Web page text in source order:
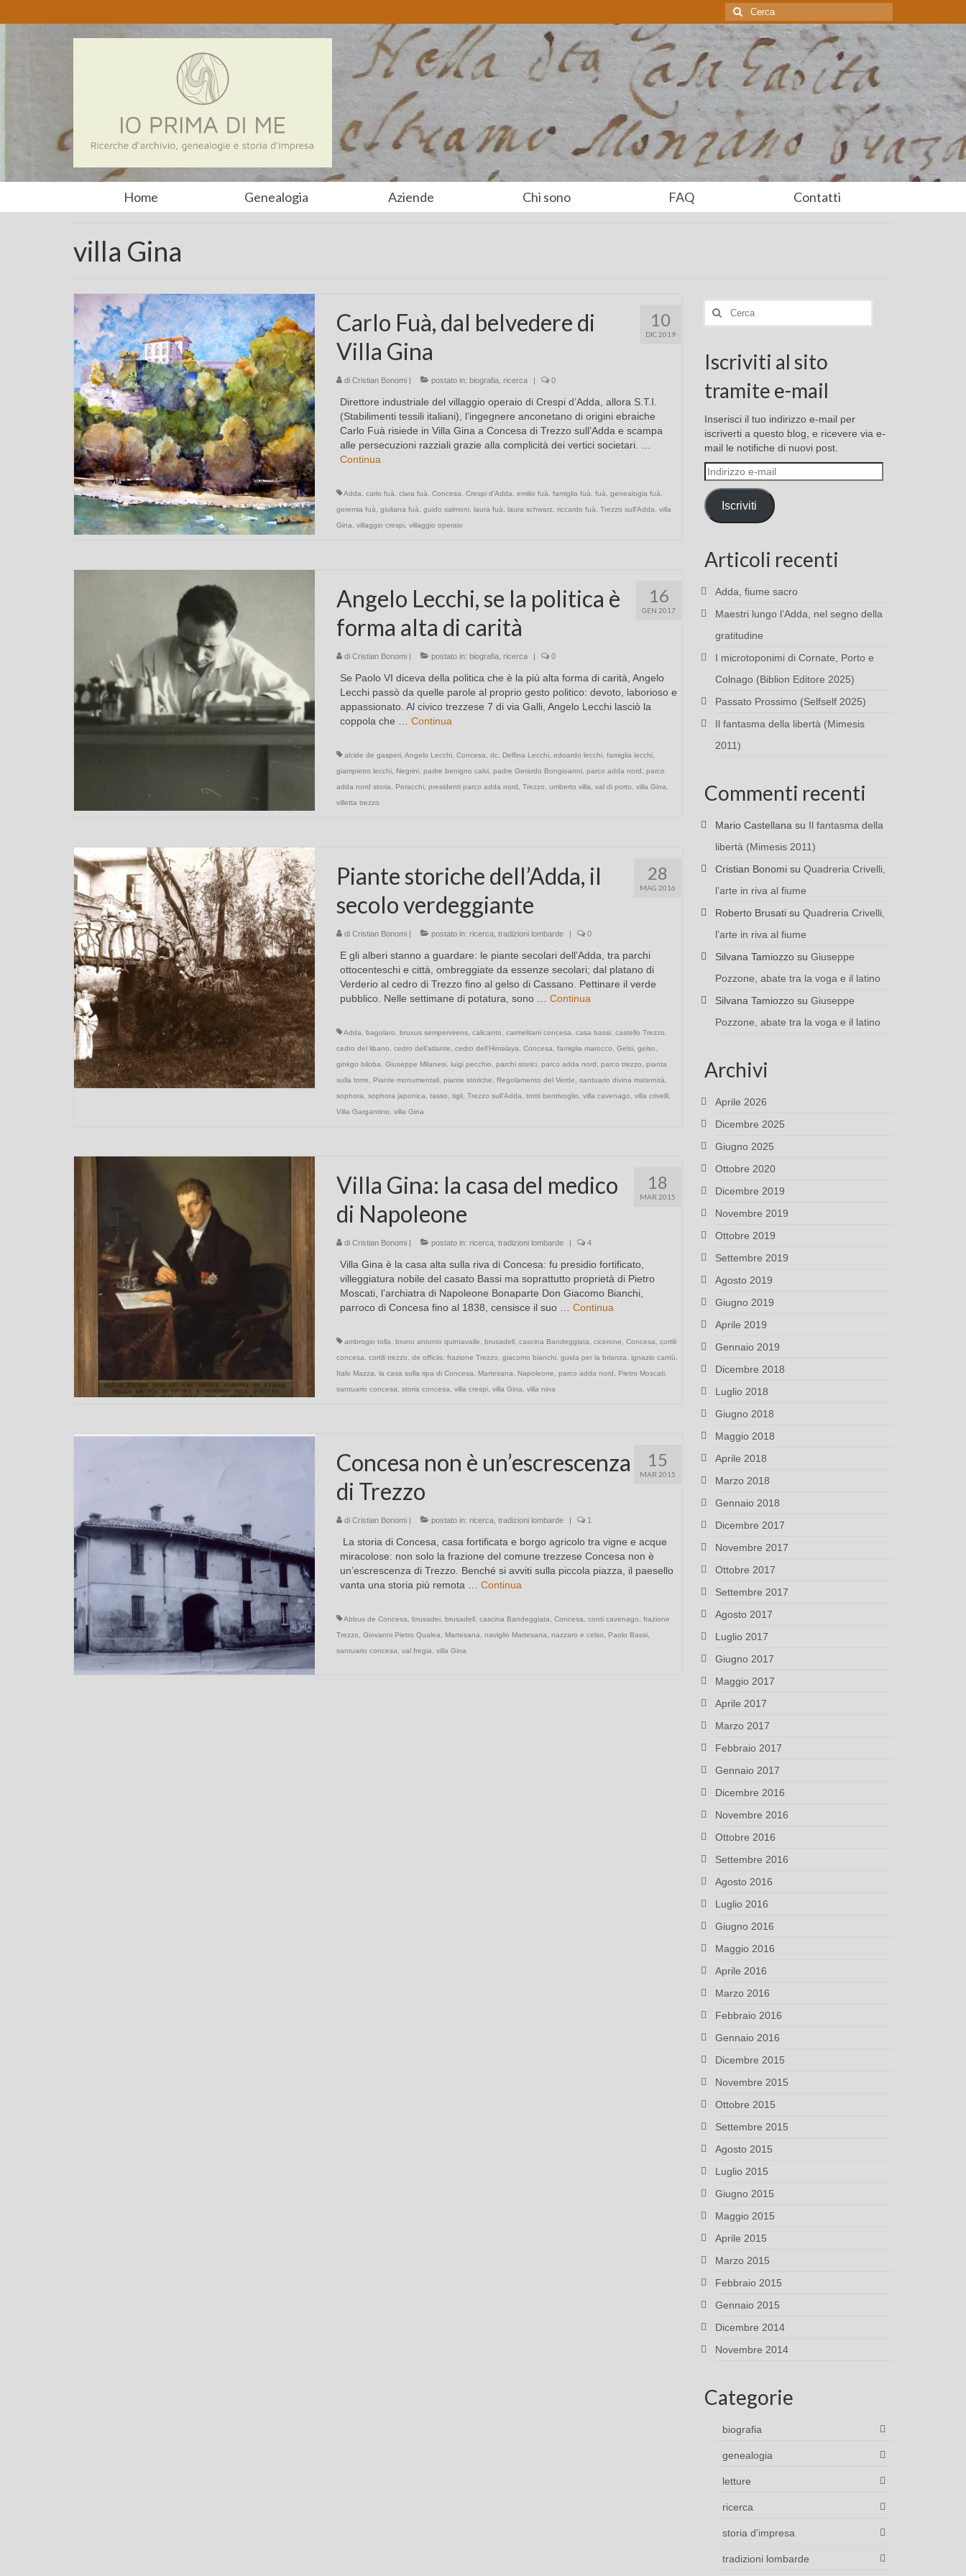
Cerca:
Home Genealogia Aziende Chi sono FAQ Contatti
villa Gina
10
DIC 2019
Carlo Fuà, dal belvedere di
Villa Gina
di Cristian Bonomi| postato in: biografia, ricerca | 0
Direttore industriale del villaggio operaio di Crespi d’Adda, allora S.T.I.
(Stabilimenti tessili italiani), l’ingegnere anconetano di origini ebraiche
Carlo Fuà risiede in Villa Gina a Concesa di Trezzo sull’Adda e scampa
alle persecuzioni razziali grazie alla complicità dei vertici societari. …
Continua
Adda carlo fuà clara fuà Concesa Crespi d'Adda emilio fuà famiglia fuà fuà genealogia fuà
geremia fuà
giuliana fuà guido salmoni, laura fuà laura schwarz, riccardo fuà Trezzo sull'Adda
villa
Gina
villaggio crespi, villaggio operaio
16
GEN 2017
Angelo Lecchi, se la politica è
forma alta di carità
di Cristian Bonomi| postato in: biografia, ricerca | 0
Se Paolo VI diceva della politica che è la più alta forma di carità, Angelo
Lecchi passò da quelle parole al proprio gesto politico: devoto, laborioso e
appassionato. Al civico trezzese 7 di via Galli, Angelo Lecchi lasciò la
coppola che … Continua
alcide de gasperi, Angelo Lecchi, Concesa dc, Delfina Lecchi, edoardo lecchi, famiglia lecchi,
giampietro lecchi, Negrini, padre benigno calvi, padre Gerardo Bongioanni, parco adda nord
parco
adda nord storia
Peracchi, presidenti parco adda nord Trezzo umberto villa val di porto villa Gina
villetta trezzo
28
MAG 2016
Piante storiche dell’Adda, il
secolo verdeggiante
di Cristian Bonomi| postato in: ricerca, tradizioni lombarde | 0
E gli alberi stanno a guardare: le piante secolari dell’Adda, tra parchi
ottocenteschi e città, ombreggiate da essenze secolari; dal platano di
Verderio al cedro di Trezzo fino al gelso di Cassano. Pettinare il verde
pubblico. Nelle settimane di potatura, sono … Continua
Adda bagolaro bruxus sempervirens, calicanto carmelitani concesa casa bassi, castello Trezzo
cedro del libano
cedro dell’atlante cedro dell’Himalaya Concesa famiglia marocco Gelsi, gelso
ginkgo biloba
Giuseppe Milanesi, luigi pecchio parchi storici, parco adda nord parco trezzo
pianta
sulla torre
Piante monumentali, piante storiche Regolamento del Verde santuario divina maternità
sophora
sophora japonica tasso tigli, Trezzo sull'Adda trotti bentivoglio villa cavenago villa crivelli,
Villa Gargantino
villa Gina
18
MAR 2015
Villa Gina: la casa del medico
di Napoleone
di Cristian Bonomi| postato in: ricerca, tradizioni lombarde | 4
Villa Gina è la casa alta sulla riva di Concesa: fu presidio fortificato,
villeggiatura nobile del casato Bassi ma soprattutto proprietà di Pietro
Moscati, l’archiatra di Napoleone Bonaparte Don Giacomo Bianchi,
parroco di Concesa fino al 1838, censisce il suo … Continua
ambrogio tolla bruno antonio quintavalle brusadell, cascina Bandeggiata cicerone Concesa
cortili
concesa
cortili trezzo de officiis, frazione Trezzo giacomo bianchi, guida per la brianza ignazio cantù
Italo Mazza
la casa sulla ripa di Concesa Martesana Napoleone parco adda nord Pietro Moscati,
santuario concesa
storia concesa villa crespi, villa Gina villa nina
15
MAR 2015
Concesa non è un’escrescenza
di Trezzo
di Cristian Bonomi| postato in: ricerca, tradizioni lombarde | 1
La storia di Concesa, casa fortificata e borgo agricolo tra vigne e acque
miracolose: non solo la frazione del comune trezzese Concesa non è
un’escrescenza di Trezzo. Benché si avviti sulla piccola piazza, il paesello
vanta una storia più remota … Continua
Abbus de Concesa brusadei, brusadell, cascina Bandeggiata Concesa conti cavenago
frazione
Trezzo
Giovanni Pietro Qualea Martesana naviglio Martesana nazzaro e celso Paolo Bassi,
santuario concesa
val fregia villa Gina
Cerca:
Iscriviti al sito
tramite e-mail
Inserisci il tuo indirizzo e-mail per
iscriverti a questo blog, e ricevere via e-
mail le notifiche di nuovi post.
Indirizzo
e-
mail
Iscriviti
Articoli recenti
Adda, fiume sacro
Maestri lungo l’Adda, nel segno della
gratitudine
I microtoponimi di Cornate, Porto e
Colnago (Biblion Editore 2025)
Passato Prossimo (Selfself 2025)
Il fantasma della libertà (Mimesis
2011)
Commenti recenti
Mario Castellana su Il fantasma della
libertà (Mimesis 2011)
Cristian Bonomisu Quadreria Crivelli,
l’arte in riva al fiume
Roberto Brusatisu Quadreria Crivelli,
l’arte in riva al fiume
Silvana Tamiozzosu Giuseppe
Pozzone, abate tra la voga e il latino
Silvana Tamiozzosu Giuseppe
Pozzone, abate tra la voga e il latino
Archivi
Aprile 2026
Dicembre 2025
Giugno 2025
Ottobre 2020
Dicembre 2019
Novembre 2019
Ottobre 2019
Settembre 2019
Agosto 2019
Giugno 2019
Aprile 2019
Gennaio 2019
Dicembre 2018
Luglio 2018
Giugno 2018
Maggio 2018
Aprile 2018
Marzo 2018
Gennaio 2018
Dicembre 2017
Novembre 2017
Ottobre 2017
Settembre 2017
Agosto 2017
Luglio 2017
Giugno 2017
Maggio 2017
Aprile 2017
Marzo 2017
Febbraio 2017
Gennaio 2017
Dicembre 2016
Novembre 2016
Ottobre 2016
Settembre 2016
Agosto 2016
Luglio 2016
Giugno 2016
Maggio 2016
Aprile 2016
Marzo 2016
Febbraio 2016
Gennaio 2016
Dicembre 2015
Novembre 2015
Ottobre 2015
Settembre 2015
Agosto 2015
Luglio 2015
Giugno 2015
Maggio 2015
Aprile 2015
Marzo 2015
Febbraio 2015
Gennaio 2015
Dicembre 2014
Novembre 2014
Categorie
biografia
genealogia
letture
ricerca
storia d'impresa
tradizioni lombarde